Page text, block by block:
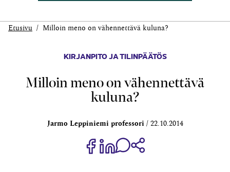
Etusivu Milloin meno on vähennettävä kuluna?
KIRJANPITO JA TILINPÄÄTÖS
Milloin meno on vähennettävä
kuluna?
Jarmo Leppiniemi professori 22.10.2014
Jaa Share on Facebook
Jaa Share on LinkedIn
Jaa WhatsApp-viestinä